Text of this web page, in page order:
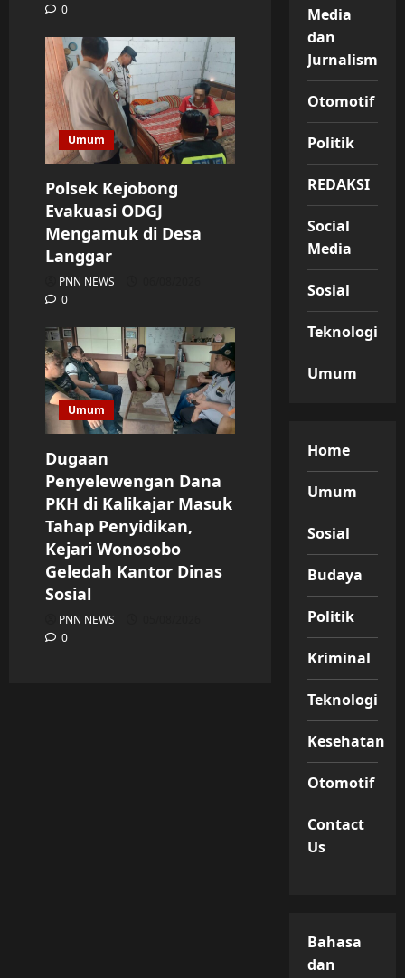
0
Umum
Polsek Kejobong
Evakuasi ODGJ
Mengamuk di Desa
Langgar
PNN NEWS
0
Umum
Dugaan
Penyelewengan Dana
PKH di Kalikajar Masuk
Tahap Penyidikan,
Kejari Wonosobo
Geledah Kantor Dinas
Sosial
PNN NEWS
0
Media
dan
Jurnalisme
Otomotif
Politik
REDAKSI
Social
Media
Sosial
Teknologi
Umum
Home
Umum
Sosial
Budaya
Politik
Kriminal
Teknologi
Kesehatan
Otomotif
Contact
Us
Bahasa
dan